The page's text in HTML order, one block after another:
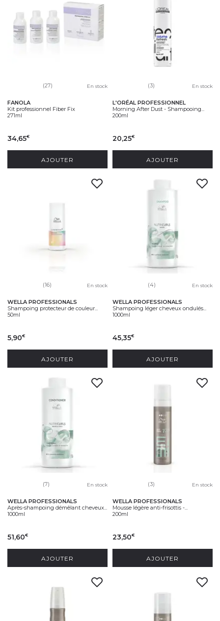
(27) En stock
FANOLA
Kit professionnel Fiber Fix
271ml
34,65€
AJOUTER
(3) En stock
L'ORÉAL PROFESSIONNEL
Morning After Dust - Shampooing...
200ml
20,25€
AJOUTER
(16) En stock
WELLA PROFESSIONALS
Shampoing protecteur de couleur...
50ml
5,90€
AJOUTER
(4) En stock
WELLA PROFESSIONALS
Shampoing léger cheveux ondulés...
1000ml
45,35€
AJOUTER
(7) En stock
WELLA PROFESSIONALS
Après-shampoing démêlant cheveux...
1000ml
51,60€
AJOUTER
(3) En stock
WELLA PROFESSIONALS
Mousse légère anti-frisottis -...
200ml
23,50€
AJOUTER